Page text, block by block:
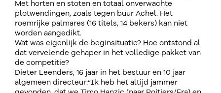
Met horten en stoten en totaal onverwachte
plotwendingen, zoals tegen buur Achel. Het
roemrijke palmares (16 titels, 14 bekers) kan niet
worden aangedikt.
Wat was eigenlijk de beginsituatie? Hoe ontstond al
dat vervelende gehaper in het volledige pakket van
de competitie?
Dieter Leenders, 16 jaar in het bestuur en 10 jaar
algemeen directeur:“Ik heb het altijd jammer